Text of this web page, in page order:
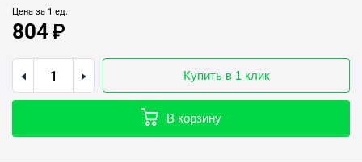
Цена за 1 ед.
804
Купить в 1 клик
В корзину